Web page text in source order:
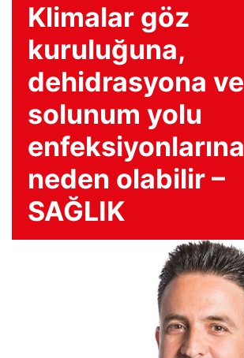
Klimalar göz
kuruluğuna,
dehidrasyona ve
solunum yolu
enfeksiyonlarına
neden olabilir –
SAĞLIK